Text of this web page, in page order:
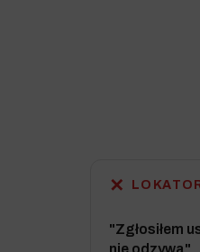
✕
"Zgłosiłem
nie odzywa"